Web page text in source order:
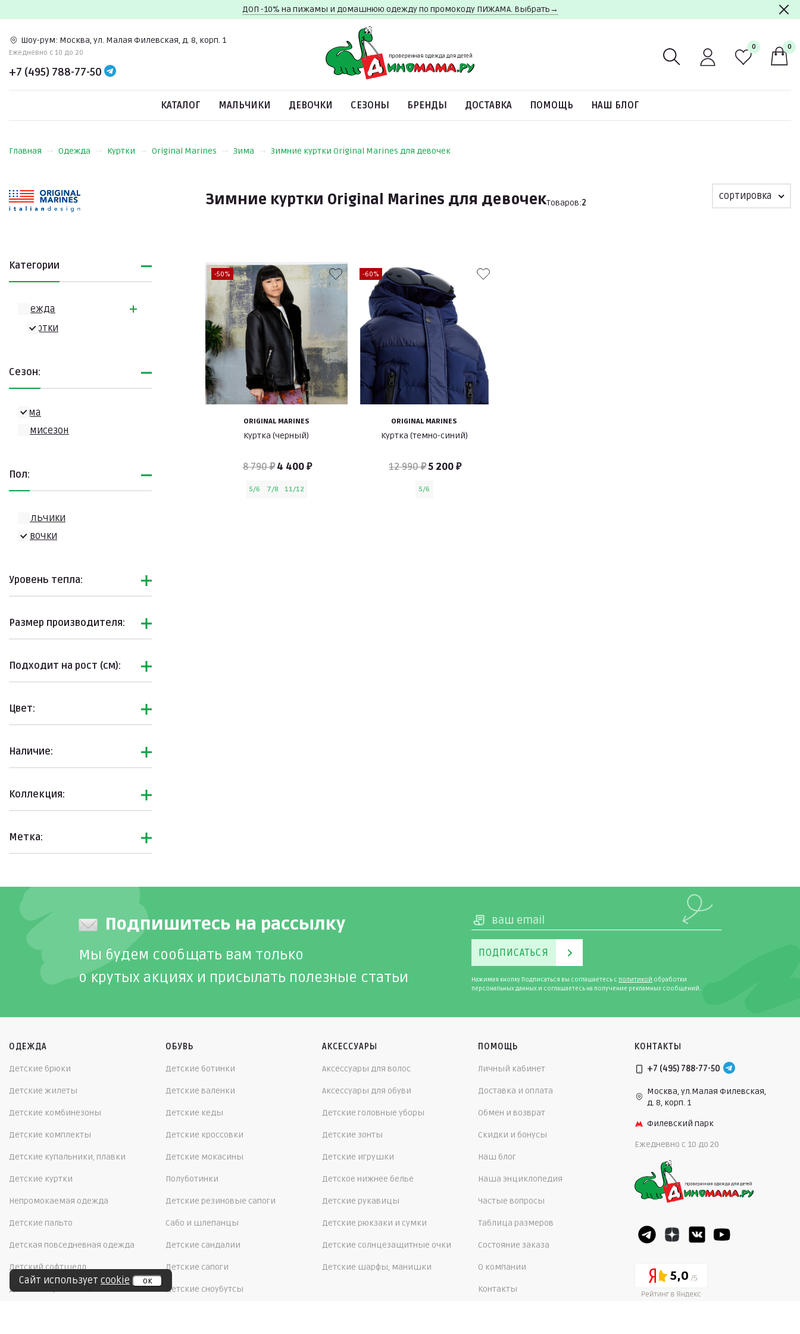
ДОП -10% на пижамы и домашнюю одежду по промокоду ПИЖАМА. Выбрать→
Шоу-рум: Москва, ул. Малая Филевская, д. 8, корп. 1
Ежедневно c 10 до 20
+7 (495) 788-77-50
0 0
КАТАЛОГ МАЛЬЧИКИ ДЕВОЧКИ СЕЗОНЫ БРЕНДЫ ДОСТАВКА ПОМОЩЬ НАШ БЛОГ
Главная Одежда Куртки Original Marines Зима Зимние куртки Original Marines для девочек
Категории
Одежда
Куртки
Сезон:
Зима
Демисезон
Пол:
Мальчики
Девочки
Уровень тепла:
Размер производителя:
Подходит на рост (см):
Цвет:
Наличие:
Коллекция:
Метка:
Зимние куртки Original Marines для девочекТоваров:2
сортировка
-50%
ORIGINAL MARINES
Куртка (черный)
8 790 ₽ 4 400 ₽
5/6 7/8 11/12
-60%
ORIGINAL MARINES
Куртка (темно-синий)
12 990 ₽5 200 ₽
5/6
Подпишитесь на рассылку
Мы будем сообщать вам только
о крутых акциях и присылать полезные статьи
ПОДПИСАТЬСЯ
Нажимая кнопку Подписаться вы соглашаетесь с политикой обработки
персональных данных и соглашаетесь на получение рекламных сообщений.
ОДЕЖДА
Детские брюки
Детские жилеты
Детские комбинезоны
Детские комплекты
Детские купальники, плавки
Детские куртки
Непромокаемая одежда
Детские пальто
Детская повседневная одежда
Детский софтшелл
Детское термобелье
ОБУВЬ
Детские ботинки
Детские валенки
Детские кеды
Детские кроссовки
Детские мокасины
Полуботинки
Детские резиновые сапоги
Сабо и шлепанцы
Детские сандалии
Детские сапоги
Детские сноубутсы
АКСЕССУАРЫ
Аксессуары для волос
Аксессуары для обуви
Детские головные уборы
Детские зонты
Детские игрушки
Детское нижнее белье
Детские рукавицы
Детские рюкзаки и сумки
Детские солнцезащитные очки
Детские шарфы, манишки
ПОМОЩЬ
Личный кабинет
Доставка и оплата
Обмен и возврат
Скидки и бонусы
Наш блог
Наша энциклопедия
Частые вопросы
Таблица размеров
Состояние заказа
О компании
Контакты
КОНТАКТЫ
+7 (495) 788-77-50
Москва, ул.Малая Филевская,
д. 8, корп. 1
Филевский парк
Ежедневно c 10 до 20
5,0
Сайт использует cookie ок